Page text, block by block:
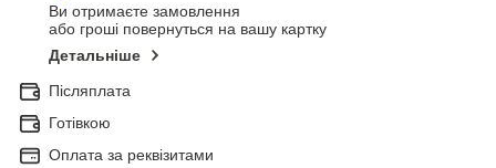
Ви отримаєте замовлення
або гроші повернуться на вашу картку
Детальніше
Післяплата
Готівкою
Оплата за реквізитами